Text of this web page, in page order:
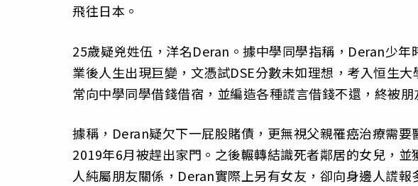
飛往日本。
25歲疑兇姓伍，洋名Deran。據中學同學指稱，Deran少
業後人生出現巨變，文憑試DSE分數未如理想，考入恒生
常向中學同學借錢借宿，並編造各種謊言借錢不還，終被朋
據稱，Deran疑欠下一屁股賭債，更無視父親罹癌治療需
2019年6月被趕出家門。之後輾轉結識死者鄰居的女兒，
人純屬朋友關係，Deran實際上另有女友，卻向身邊人謊